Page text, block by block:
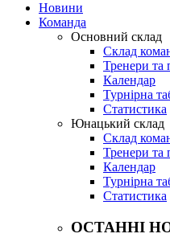
Новини
Команда
Основний склад
Склад
Тренери та
Календар
Турнірна
Статистика
Юнацький склад
Склад
Тренери та
Календар
Турнірна
Статистика
ОСТАННІ